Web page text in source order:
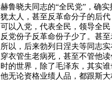
赫鲁晓夫同志的“全民党”，确
犹太人，甚至反革命分子的后
可以入党，代表全民，领导全
反党份子反革命份子少了。甚
所以，后来勃列日涅夫等同志
穿衣管生老病死，甚至不管他
时的世界，除了毛泽东，其实
他无论资格业绩人品，都跟斯大